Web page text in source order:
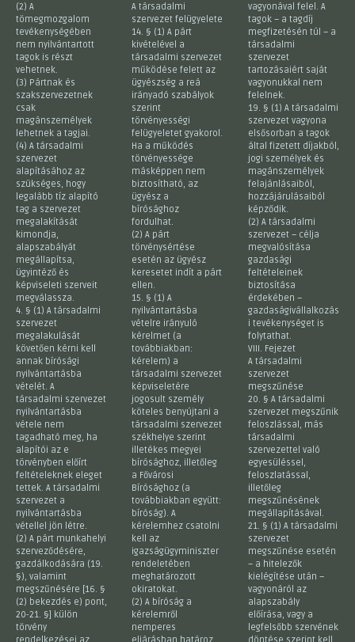
(2) A
tömegmozgalom
tevékenységében
nem nyilvántartott
tagok is részt
vehetnek.
(3) Pártnak és
szakszervezetnek
csak
magánszemélyek
lehetnek a tagjai.
(4) A társadalmi
szervezet
alapításához az
szükséges, hogy
legalább tíz alapító
tag a szervezet
megalakítását
kimondja,
alapszabályát
megállapítsa,
ügyintéző és
képviseleti szerveit
megválassza.
4. § (1) A társadalmi
szervezet
megalakulását
követően kérni kell
annak bírósági
nyilvántartásba
vételét. A
társadalmi szervezet
nyilvántartásba
vétele nem
tagadható meg, ha
alapítói az e
törvényben előírt
feltételeknek eleget
tettek. A társadalmi
szervezet a
nyilvántartásba
vétellel jön létre.
(2) A párt munkahelyi
szerveződésére,
gazdálkodására (19.
§), valamint
megszűnésére [16. §
(2) bekezdés e) pont,
20-21. §] külön
törvény
rendelkezései az
A társadalmi
szervezet felügyelete
14. § (1) A párt
kivételével a
társadalmi szervezet
működése felett az
ügyészség a reá
irányadó szabályok
szerint
törvényességi
felügyeletet gyakorol.
Ha a működés
törvényessége
másképpen nem
biztosítható, az
ügyész a
bírósághoz
fordulhat.
(2) A párt
törvénysértése
esetén az ügyész
keresetet indít a párt
ellen.
15. § (1) A
nyilvántartásba
vételre irányuló
kérelmet (a
továbbiakban:
kérelem) a
társadalmi szervezet
képviseletére
jogosult személy
köteles benyújtani a
társadalmi szervezet
székhelye szerint
illetékes megyei
bírósághoz, illetőleg
a Fővárosi
Bírósághoz (a
továbbiakban együtt:
bíróság). A
kérelemhez csatolni
kell az
igazságügyminiszter
rendeletében
meghatározott
okiratokat.
(2) A bíróság a
kérelemről
nemperes
eljárásban határoz,
vagyonával felel. A
tagok – a tagdíj
megfizetésén túl – a
társadalmi
szervezet
tartozásaiért saját
vagyonukkal nem
felelnek.
19. § (1) A társadalmi
szervezet vagyona
elsősorban a tagok
által fizetett díjakból,
jogi személyek és
magánszemélyek
felajánlásaiból,
hozzájárulásaiból
képződik.
(2) A társadalmi
szervezet – célja
megvalósítása
gazdasági
feltételeinek
biztosítása
érdekében –
gazdaságivállalkozás
i tevékenységet is
folytathat.
VIII. Fejezet
A társadalmi
szervezet
megszűnése
20. § A társadalmi
szervezet megszűnik
feloszlással, más
társadalmi
szervezettel való
egyesüléssel,
feloszlatással,
illetőleg
megszűnésének
megállapításával.
21. § (1) A társadalmi
szervezet
megszűnése esetén
– a hitelezők
kielégítése után –
vagyonáról az
alapszabály
előírása, vagy a
legfelsőbb szervének
döntése szerint kell